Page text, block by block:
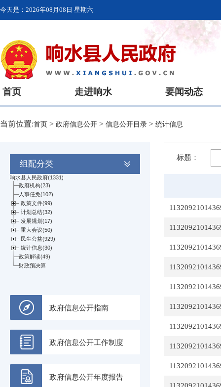
今天是： 2026年08月08日 星期六
首页 走进响水 要闻动态
当前位置:首页 > 政府信息公开 > 信息公开目录 > 统计信息
组配分类
政府信息公开指南
政府信息公开工作制度
政府信息公开年度报告
标题：